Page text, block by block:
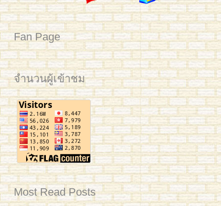
Fan Page
จำนวนผู้เข้าชม
Most Read Posts